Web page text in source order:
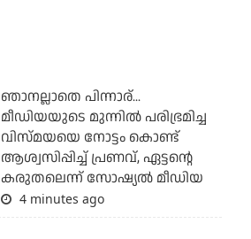
ഞാനല്ലാതെ പിന്നാര്...
മീഡിയയുടെ മുന്നില്‍ പരിഭ്രമിച്ച
വിസ്മയയെ നോട്ടം കൊണ്ട്
ആശ്വസിപ്പിച്ച് പ്രണവ്, ഏട്ടന്റെ
കരുതലെന്ന് സോഷ്യല്‍ മീഡിയ
4 minutes ago